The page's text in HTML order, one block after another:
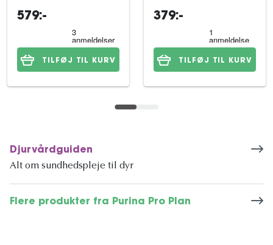
579:-
TILFØJ TIL KURV
379:-
TILFØJ TIL KURV
Djurvårdguiden
Alt om sundhedspleje til dyr
Flere produkter fra Purina Pro Plan